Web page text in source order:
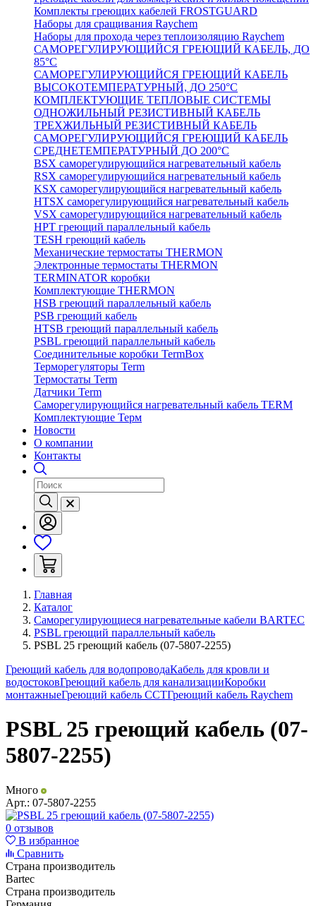
Комплекты греющих кабелей FROSTGUARD
Наборы для сращивания Raychem
Наборы для прохода через теплоизоляцию Raychem
САМОРЕГУЛИРУЮЩИЙСЯ ГРЕЮЩИЙ КАБЕЛЬ, ДО
85°С
САМОРЕГУЛИРУЮЩИЙСЯ ГРЕЮЩИЙ КАБЕЛЬ
ВЫСОКОТЕМПЕРАТУРНЫЙ, ДО 250°С
КОМПЛЕКТУЮЩИЕ ТЕПЛОВЫЕ СИСТЕМЫ
ОДНОЖИЛЬНЫЙ РЕЗИСТИВНЫЙ КАБЕЛЬ
ТРЕХЖИЛЬНЫЙ РЕЗИСТИВНЫЙ КАБЕЛЬ
САМОРЕГУЛИРУЮЩИЙСЯ ГРЕЮЩИЙ КАБЕЛЬ
СРЕДНЕТЕМПЕРАТУРНЫЙ ДО 200°С
BSX саморегулирующийся нагревательный кабель
RSX саморегулирующийся нагревательный кабель
KSX саморегулирующийся нагревательный кабель
HTSX саморегулирующийся нагревательный кабель
VSX саморегулирующийся нагревательный кабель
НРТ греющий параллельный кабель
TESH греющий кабель
Механические термостаты THERMON
Электронные термостаты THERMON
TERMINATOR коробки
Комплектующие THERMON
HSB греющий параллельный кабель
PSB греющий кабель
HTSB греющий параллельный кабель
PSBL греющий параллельный кабель
Соединительные коробки TermBox
Терморегуляторы Term
Термостаты Term
Датчики Term
Саморегулирующийся нагревательный кабель TERM
Комплектующие Терм
Новости
О компании
Контакты
Главная
Каталог
Саморегулирующиеся нагревательные кабели BARTEC
PSBL греющий параллельный кабель
PSBL 25 греющий кабель (07-5807-2255)
Греющий кабель для водопроводаКабель для кровли и
водостоковГреющий кабель для канализацииКоробки
монтажныеГреющий кабель ССТГреющий кабель Raychem
PSBL 25 греющий кабель (07-
5807-2255)
Много
Арт.: 07-5807-2255
0 отзывов
В избранное
Сравнить
Страна производитель
Bartec
Страна производитель